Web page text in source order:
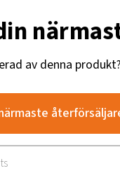
av denna